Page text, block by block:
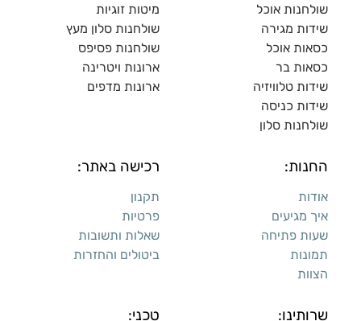
שולחנות אוכל
שידות מגירה
כסאות אוכל
כסאות בר
שידות טלוויזיה
שידות כניסה
שולחנות סלון
מיטות זוגיות
שולחנות סלון מעץ
שולחנות פסיפס
ארונות ויטרינה
ארונות מדפים
החנות:
אודות
איך מגיעים
שעות פתיחה
תמונות
הצוות
רכישה באתר:
תקנון
פרטיות
שאלות ותשובות
ביטולים והחזרות
שרותינו: טכני: